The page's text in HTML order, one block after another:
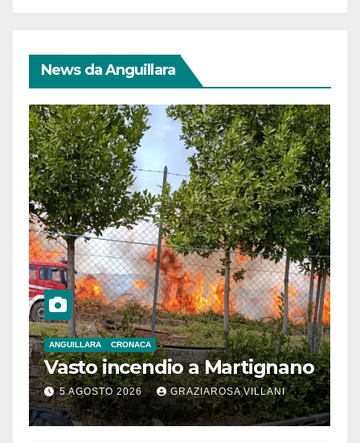
News da Anguillara
ANGUILLARA CRONACA
Vasto incendio a Martignano
5 AGOSTO 2026 GRAZIAROSA VILLANI